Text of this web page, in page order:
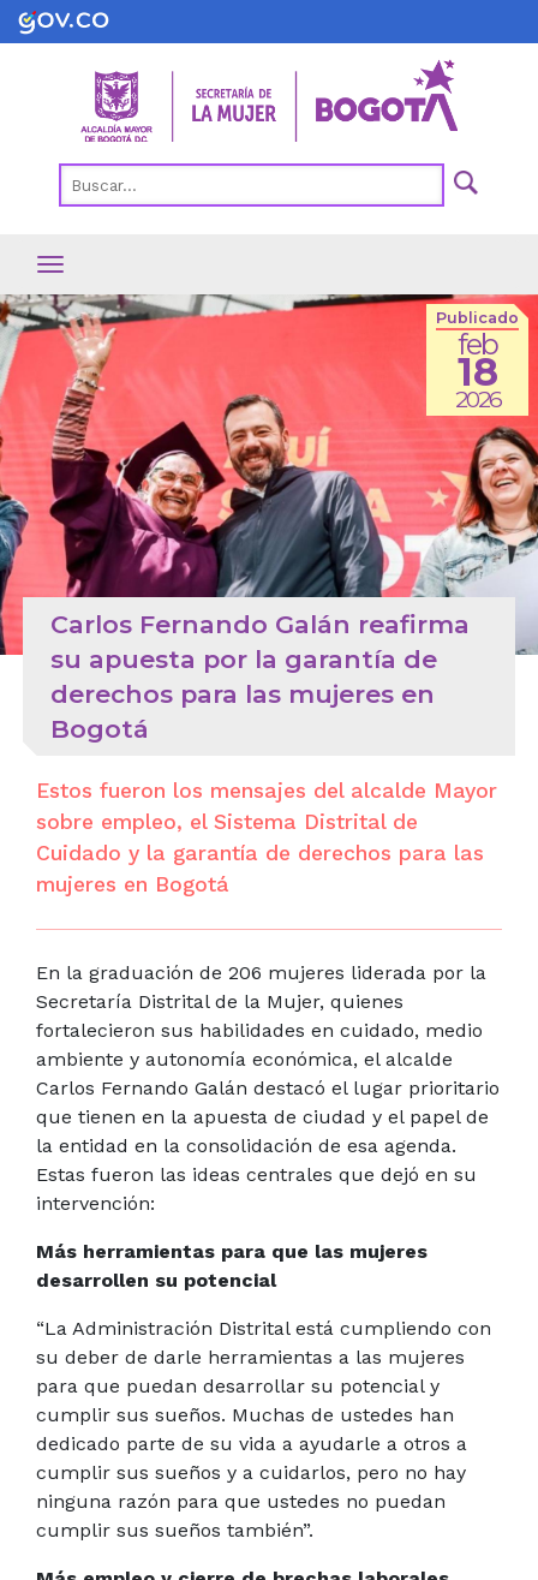
Pasar
al
Publicado
feb
18
2026
Carlos Fernando Galán reafirma
su apuesta por la garantía de
derechos para las mujeres en
Bogotá
Estos fueron los mensajes del alcalde Mayor
sobre empleo, el Sistema Distrital de
Cuidado y la garantía de derechos para las
mujeres en Bogotá
En la graduación de 206 mujeres liderada por la
Secretaría Distrital de la Mujer, quienes
fortalecieron sus habilidades en cuidado, medio
ambiente y autonomía económica, el alcalde
Carlos Fernando Galán destacó el lugar prioritario
que tienen en la apuesta de ciudad y el papel de
la entidad en la consolidación de esa agenda.
Estas fueron las ideas centrales que dejó en su
intervención:
Más herramientas para que las mujeres
desarrollen su potencial
“La Administración Distrital está cumpliendo con
su deber de darle herramientas a las mujeres
para que puedan desarrollar su potencial y
cumplir sus sueños. Muchas de ustedes han
dedicado parte de su vida a ayudarle a otros a
cumplir sus sueños y a cuidarlos, pero no hay
ninguna razón para que ustedes no puedan
cumplir sus sueños también”.